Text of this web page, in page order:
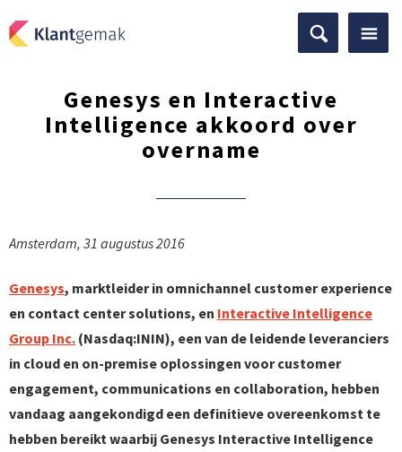
Genesys en Interactive
Intelligence akkoord over
overname
Amsterdam, 31 augustus 2016
Genesys, marktleider in omnichannel customer experience
en contact center solutions, en Interactive Intelligence
Group Inc. (Nasdaq:ININ), een van de leidende leveranciers
in cloud en on-premise oplossingen voor customer
engagement, communications en collaboration, hebben
vandaag aangekondigd een definitieve overeenkomst te
hebben bereikt waarbij Genesys Interactive Intelligence